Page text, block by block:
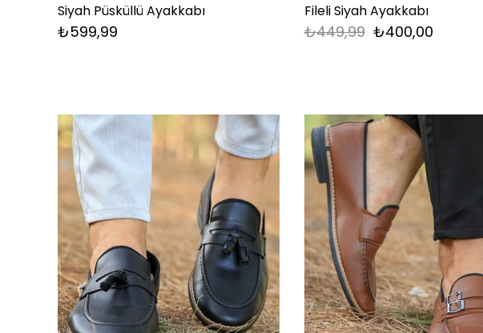
Siyah Püsküllü Ayakkabı
₺599,99
Fileli Siyah Ayakkabı
₺400,00
₺449,99